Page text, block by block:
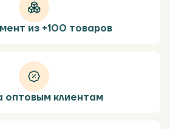
из +100 товаров
оптовым клиентам